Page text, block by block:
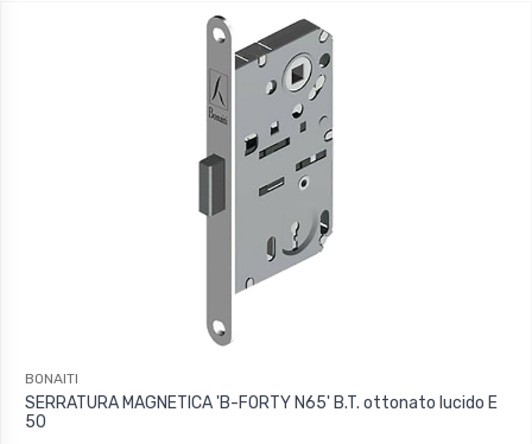
BONAITI
SERRATURA MAGNETICA 'B-FORTY N65' B.T. ottonato lucido E
50